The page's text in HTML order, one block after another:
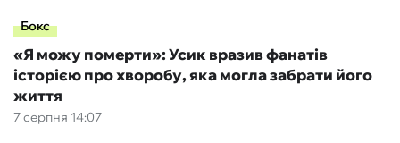
Бокс
7 серпня 14:07
«Я можу померти»: Усик вразив фанатів
історією про хворобу, яка могла забрати його
життя